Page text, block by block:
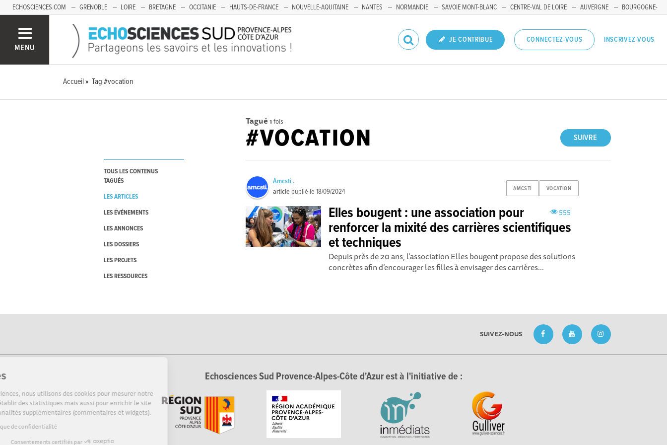
Sur Echosciences, nous utilisons des cookies pour mesurer notre
audience, établir des statistiques mais aussi pour enrichir le site
de fonctionnalités supplémentaires (commentaires et widgets).
Lire la politique de confidentialité
Consentements certifiés par
ECHOSCIENCES.COM GRENOBLE LOIRE BRETAGNE OCCITANIE HAUTS-DE-FRANCE NOUVELLE-AQUITAINE NANTES NORMANDIE SAVOIE MONT-BLANC CENTRE-VAL DE LOIRE AUVERGNE
BOURGOGNE-
MENU
JE CONTRIBUE CONNECTEZ-VOUS INSCRIVEZ-VOUS
Accueil Tag #vocation
TOUS LES CONTENUS
TAGUÉS
LES ARTICLES
LES ÉVÉNEMENTS
LES ANNONCES
LES DOSSIERS
LES PROJETS
LES RESSOURCES
Tagué 1 fois
SUIVRE
#VOCATION
AMCSTI VOCATION
Amcsti .
article publié le18/09/2024
555
Elles bougent : une association pour
renforcer la mixité des carrières scientifiques
et techniques
Depuis près de 20 ans, l’association Elles bougent propose des solutions
concrètes afin d’encourager les filles à envisager des carrières...
SUIVEZ-NOUS
Echosciences Sud Provence-Alpes-Côte d'Azur est à l'initiative de :